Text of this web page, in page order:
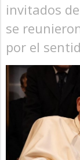
invitados
se
por el